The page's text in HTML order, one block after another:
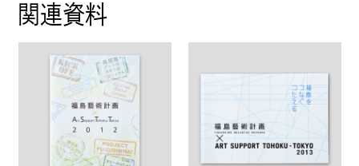
関連資料